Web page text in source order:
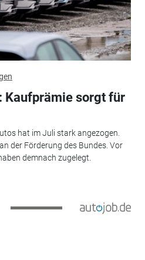
sorgt für
hat im Juli stark angezogen.
der Förderung des Bundes. Vor
demnach zugelegt.